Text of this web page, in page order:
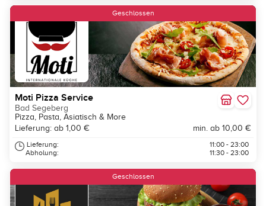
Geschlossen
Moti Pizza Service
Bad Segeberg
Pizza, Pasta, Asiatisch & More
Lieferung: ab 1,00 €
min. ab 10,00 €
Lieferung:
Abholung:
11:00 - 23:00
11:30 - 23:00
Geschlossen